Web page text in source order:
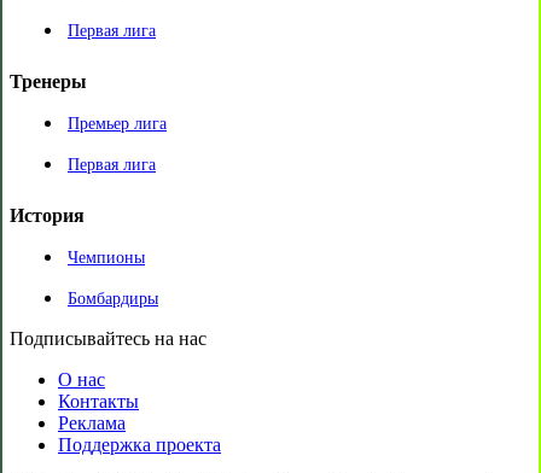
Первая лига
Тренеры
Премьер лига
Первая лига
История
Чемпионы
Бомбардиры
Подписывайтесь на нас
О нас
Контакты
Реклама
Поддержка проекта